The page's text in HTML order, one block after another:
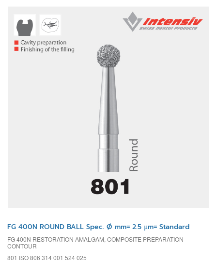
FG 400N ROUND BALL Spec. Ø mm= 2.5 µm= Standard
FG 400N RESTORATION AMALGAM, COMPOSITE PREPARATION
CONTOUR
801 ISO 806 314 001 524 025